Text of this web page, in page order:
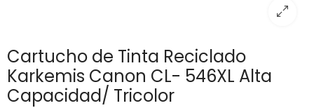
Cartucho de Tinta Reciclado
Karkemis Canon CL- 546XL Alta
Capacidad/ Tricolor